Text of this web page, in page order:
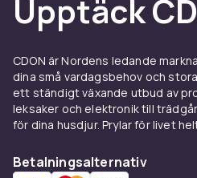
Upptäck
CDON är Nordens ledande
dina små vardagsbehov och
ett ständigt växande utbud av
leksaker och elektronik till
för dina husdjur. Prylar för livet
Betalningsalternativ